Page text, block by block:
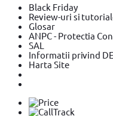
Black Friday
Review-uri si
Glosar
ANPC - Protectia
SAL
Informatii privind
Harta Site